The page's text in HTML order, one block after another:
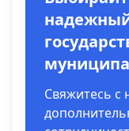
Свяжитесь с